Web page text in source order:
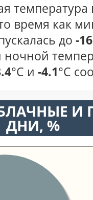
температура
время как
до -16
ночной
°С и -4.1°С
И
ДНИ, %